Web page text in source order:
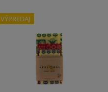
VÝPREDAJ